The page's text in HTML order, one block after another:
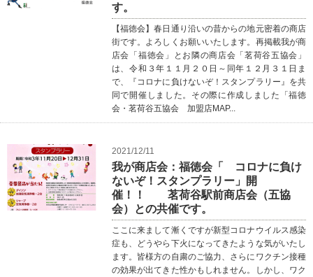
す。
【福徳会】春日通り沿いの昔からの地元密着の商店
街です。よろしくお願いいたします。再掲載我が商
店会「福徳会」とお隣の商店会「茗荷谷五協会」
は、令和３年１１月２０日～同年１２月３１日ま
で、『コロナに負けないぞ！スタンプラリー』を共
同で開催しました。その際に作成しました「福徳
会・茗荷谷五協会 加盟店MAP...
2021/12/11
我が商店会：福徳会「 コロナに負け
ないぞ！スタンプラリー」開
催！！ 茗荷谷駅前商店会（五協
会）との共催です。
ここに来まして漸くですが新型コロナウイルス感染
症も、どうやら下火になってきたような気がいたし
ます。皆様方の自粛のご協力、さらにワクチン接種
の効果が出てきた性かもしれません。しかし、ワク